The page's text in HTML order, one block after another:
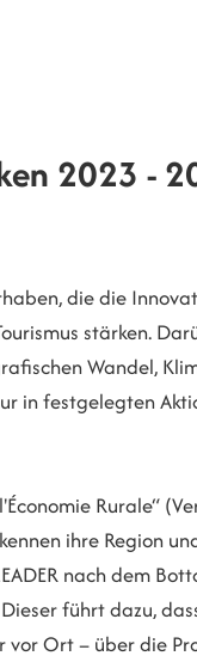
2023 -
die die
stärken.
Wandel,
in festgelegten
Rurale“
ihre Region
nach dem
führt dazu,
vor Ort – über die